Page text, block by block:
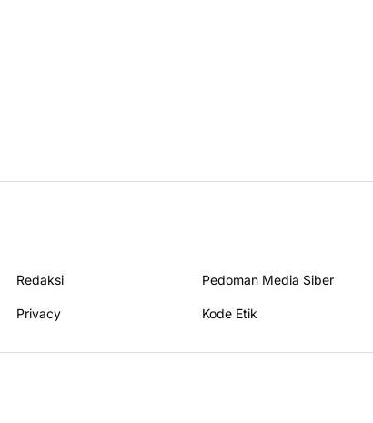
Redaksi Pedoman Media Siber
Privacy Kode Etik